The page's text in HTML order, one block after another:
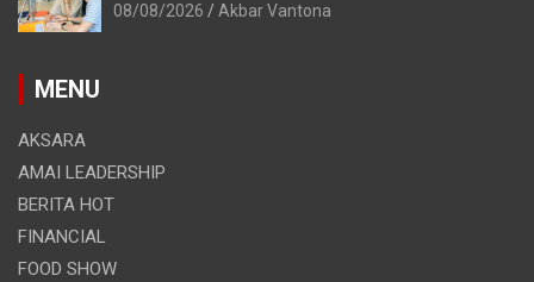
08/08/2026 Akbar Vantona
MENU
AKSARA
AMAI LEADERSHIP
BERITA HOT
FINANCIAL
FOOD SHOW